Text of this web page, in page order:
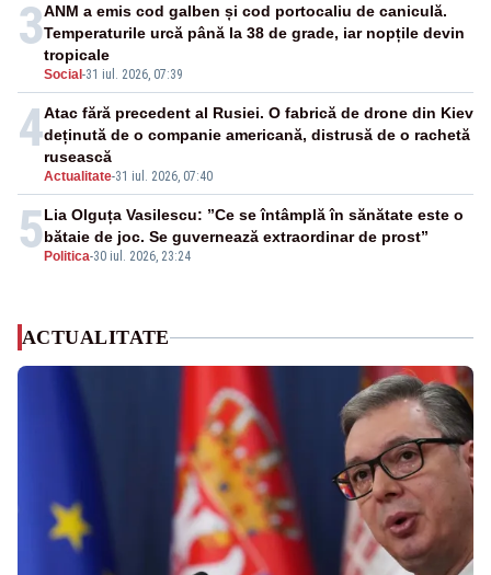
3
Social -31 iul. 2026, 07:39
ANM a emis cod galben și cod portocaliu de caniculă.
Temperaturile urcă până la 38 de grade, iar nopțile devin
tropicale
4
Actualitate-31 iul. 2026, 07:40
Atac fără precedent al Rusiei. O fabrică de drone din Kiev
deținută de o companie americană, distrusă de o rachetă
rusească
5 Politica-30 iul. 2026, 23:24
Lia Olguța Vasilescu: ”Ce se întâmplă în sănătate este o
bătaie de joc. Se guvernează extraordinar de prost”
ACTUALITATE